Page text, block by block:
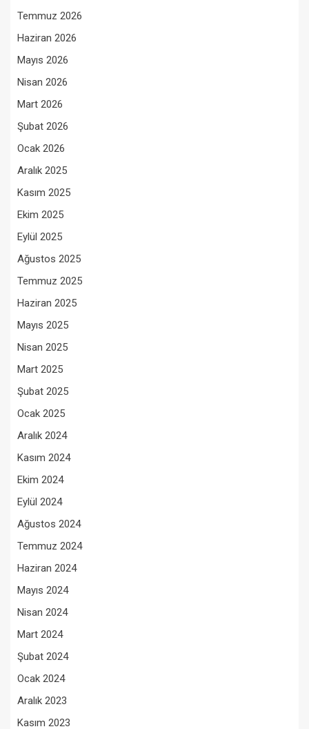
Temmuz 2026
Haziran 2026
Mayıs 2026
Nisan 2026
Mart 2026
Şubat 2026
Ocak 2026
Aralık 2025
Kasım 2025
Ekim 2025
Eylül 2025
Ağustos 2025
Temmuz 2025
Haziran 2025
Mayıs 2025
Nisan 2025
Mart 2025
Şubat 2025
Ocak 2025
Aralık 2024
Kasım 2024
Ekim 2024
Eylül 2024
Ağustos 2024
Temmuz 2024
Haziran 2024
Mayıs 2024
Nisan 2024
Mart 2024
Şubat 2024
Ocak 2024
Aralık 2023
Kasım 2023